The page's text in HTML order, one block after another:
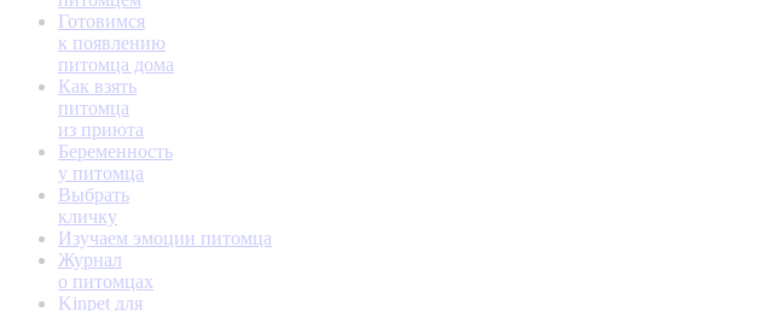
Готовимся
к появлению
питомца дома
Как взять
питомца
из приюта
Беременность
у питомца
Выбрать
кличку
Изучаем эмоции питомца
Журнал
о питомцах
Kinpet для